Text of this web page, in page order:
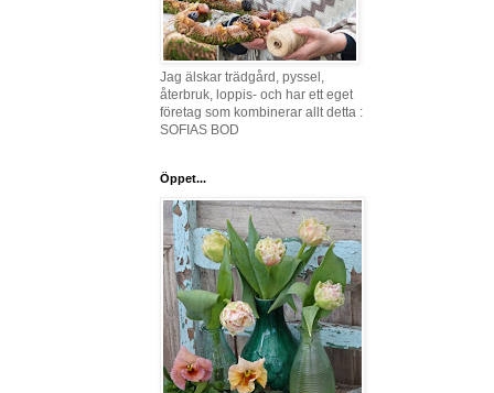
Jag älskar trädgård, pyssel,
återbruk, loppis- och har ett eget
företag som kombinerar allt detta :
SOFIAS BOD
Öppet...